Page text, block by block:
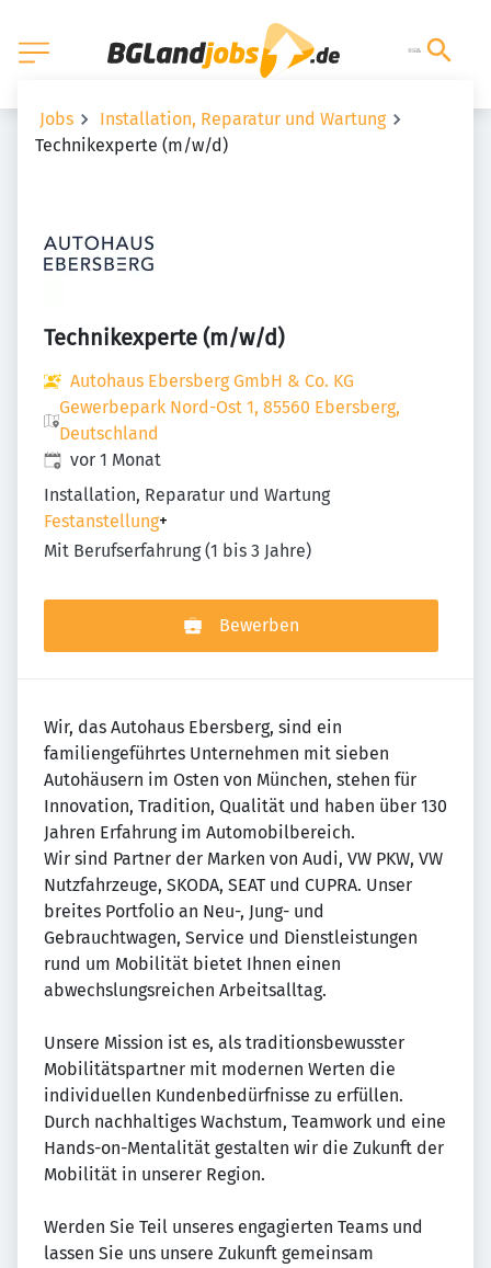
Jobs
Installation, Reparatur und Wartung
Technikexperte (m/w/d)
Technikexperte (m/w/d)
Autohaus Ebersberg GmbH & Co. KG
Gewerbepark Nord-Ost 1, 85560 Ebersberg,
Deutschland
Veröffentlicht:
vor 1 Monat
Installation, Reparatur und Wartung
Festanstellung+
Mit Berufserfahrung (1 bis 3 Jahre)
Bewerben
Wir, das Autohaus Ebersberg, sind ein
familiengeführtes Unternehmen mit sieben
Autohäusern im Osten von München, stehen für
Innovation, Tradition, Qualität und haben über 130
Jahren Erfahrung im Automobilbereich.
Wir sind Partner der Marken von Audi, VW PKW, VW
Nutzfahrzeuge, SKODA, SEAT und CUPRA. Unser
breites Portfolio an Neu-, Jung- und
Gebrauchtwagen, Service und Dienstleistungen
rund um Mobilität bietet Ihnen einen
abwechslungsreichen Arbeitsalltag.
Unsere Mission ist es, als traditionsbewusster
Mobilitätspartner mit modernen Werten die
individuellen Kundenbedürfnisse zu erfüllen.
Durch nachhaltiges Wachstum, Teamwork und eine
Hands-on-Mentalität gestalten wir die Zukunft der
Mobilität in unserer Region.
Werden Sie Teil unseres engagierten Teams und
lassen Sie uns unsere Zukunft gemeinsam